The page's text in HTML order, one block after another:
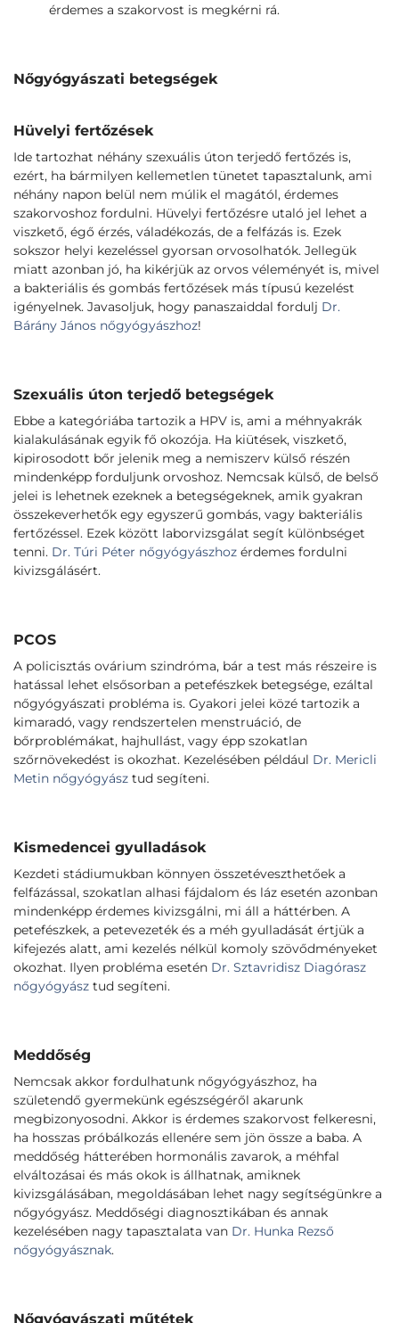
érdemes a szakorvost is megkérni rá.
Nőgyógyászati betegségek
Hüvelyi fertőzések
Ide tartozhat néhány szexuális úton terjedő fertőzés is,
ezért, ha bármilyen kellemetlen tünetet tapasztalunk, ami
néhány napon belül nem múlik el magától, érdemes
szakorvoshoz fordulni. Hüvelyi fertőzésre utaló jel lehet a
viszkető, égő érzés, váladékozás, de a felfázás is. Ezek
sokszor helyi kezeléssel gyorsan orvosolhatók. Jellegük
miatt azonban jó, ha kikérjük az orvos véleményét is, mivel
a bakteriális és gombás fertőzések más típusú kezelést
igényelnek. Javasoljuk, hogy panaszaiddal fordulj Dr.
Bárány János nőgyógyászhoz!
Szexuális úton terjedő betegségek
Ebbe a kategóriába tartozik a HPV is, ami a méhnyakrák
kialakulásának egyik fő okozója. Ha kiütések, viszkető,
kipirosodott bőr jelenik meg a nemiszerv külső részén
mindenképp forduljunk orvoshoz. Nemcsak külső, de belső
jelei is lehetnek ezeknek a betegségeknek, amik gyakran
összekeverhetők egy egyszerű gombás, vagy bakteriális
fertőzéssel. Ezek között laborvizsgálat segít különbséget
tenni. Dr. Túri Péter nőgyógyászhoz érdemes fordulni
kivizsgálásért.
PCOS
A policisztás ovárium szindróma, bár a test más részeire is
hatással lehet elsősorban a petefészkek betegsége, ezáltal
nőgyógyászati probléma is. Gyakori jelei közé tartozik a
kimaradó, vagy rendszertelen menstruáció, de
bőrproblémákat, hajhullást, vagy épp szokatlan
szőrnövekedést is okozhat. Kezelésében például Dr. Mericli
Metin nőgyógyász tud segíteni.
Kismedencei gyulladások
Kezdeti stádiumukban könnyen összetéveszthetőek a
felfázással, szokatlan alhasi fájdalom és láz esetén azonban
mindenképp érdemes kivizsgálni, mi áll a háttérben. A
petefészkek, a petevezeték és a méh gyulladását értjük a
kifejezés alatt, ami kezelés nélkül komoly szövődményeket
okozhat. Ilyen probléma esetén Dr. Sztavridisz Diagórasz
nőgyógyász tud segíteni.
Meddőség
Nemcsak akkor fordulhatunk nőgyógyászhoz, ha
születendő gyermekünk egészségéről akarunk
megbizonyosodni. Akkor is érdemes szakorvost felkeresni,
ha hosszas próbálkozás ellenére sem jön össze a baba. A
meddőség hátterében hormonális zavarok, a méhfal
elváltozásai és más okok is állhatnak, amiknek
kivizsgálásában, megoldásában lehet nagy segítségünkre a
nőgyógyász. Meddőségi diagnosztikában és annak
kezelésében nagy tapasztalata van Dr. Hunka Rezső
nőgyógyásznak.
Nőgyógyászati műtétek